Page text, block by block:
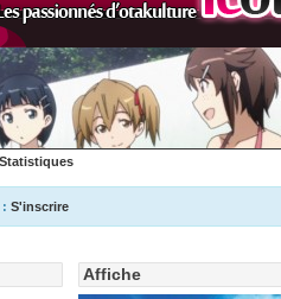
Statistiques
: S'inscrire
Affiche